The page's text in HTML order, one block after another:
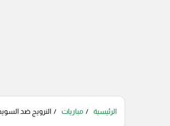
الرئيسية مباريات النرويج ضد